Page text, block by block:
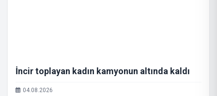
İncir toplayan kadın kamyonun altında kaldı
04.08.2026